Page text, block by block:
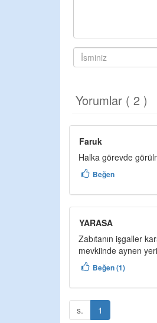
Yorumlar ( 2 )
Faruk
Halka görevde
Beğen
YARASA
Zabıtanın işgaller
mevkiinde aynen
Beğen (1)
s. 1